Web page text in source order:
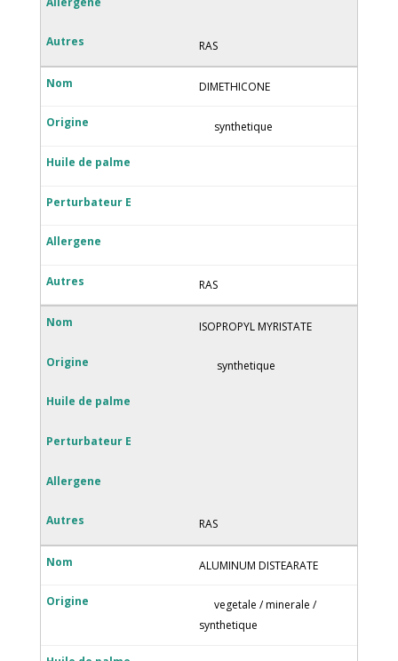
RAS
DIMETHICONE
synthetique
RAS
ISOPROPYL MYRISTATE
synthetique
RAS
ALUMINUM DISTEARATE
vegetale / minerale /
synthetique